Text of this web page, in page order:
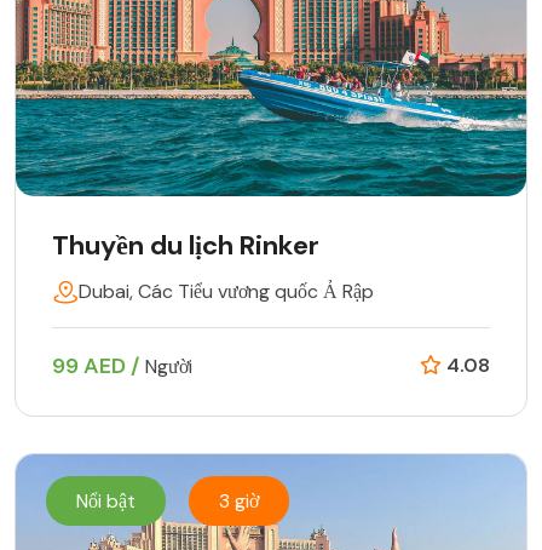
Thuyền du lịch Rinker
Dubai, Các Tiểu vương quốc Ả Rập
99 AED / Người 4.08
Nổi bật 3 giờ